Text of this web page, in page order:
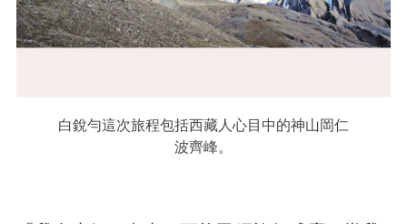
白銳勻這次旅程包括西藏人心目中的神山岡仁
波齊峰。